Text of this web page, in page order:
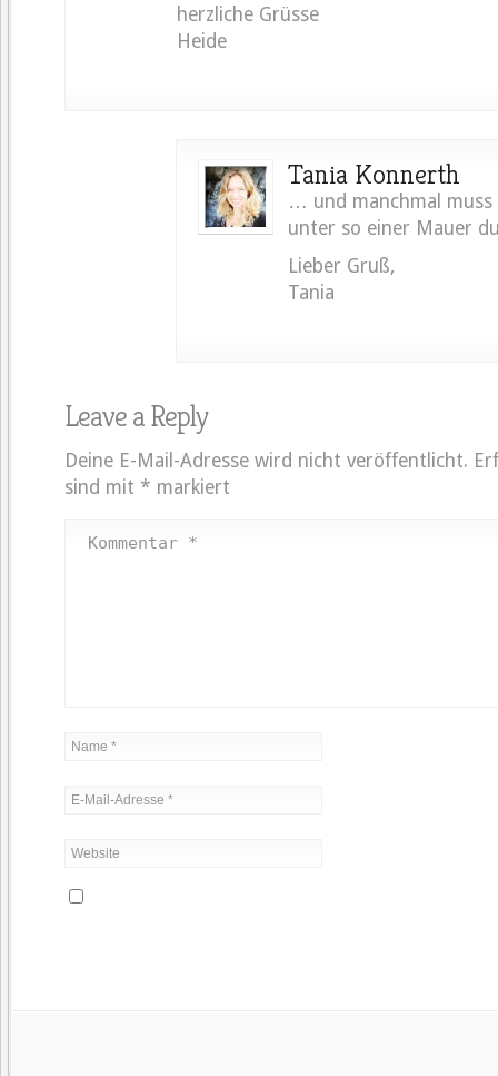
herzliche Grüsse
Heide
Tania Konnerth
… und manchmal muss
unter so einer Mauer
Lieber Gruß,
Tania
Leave a Reply
Deine E-Mail-Adresse wird nicht veröffentlicht.
sind mit * markiert